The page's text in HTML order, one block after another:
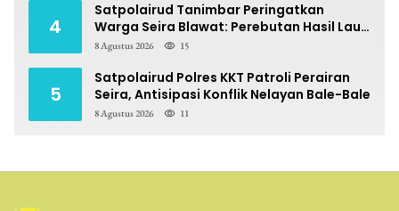
4
Satpolairud Tanimbar Peringatkan
Warga Seira Blawat: Perebutan Hasil Laut
Berpotensi Pidana
8 Agustus 2026 15
5
Satpolairud Polres KKT Patroli Perairan
Seira, Antisipasi Konflik Nelayan Bale-Bale
8 Agustus 2026 11